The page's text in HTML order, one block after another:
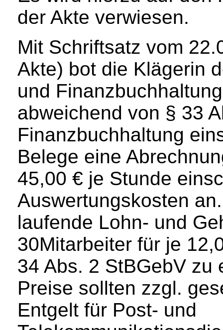
der Akte verwiesen.
Mit Schriftsatz vom
Akte) bot die Klägerin
und
abweichend von § 33
Finanzbuchhaltung
Belege eine
45,00 € je Stunde
Auswertungskosten
laufende Lohn- und
30Mitarbeiter für je
34 Abs. 2 StBGebV zu
Preise sollten zzgl.
Entgelt für Post- und